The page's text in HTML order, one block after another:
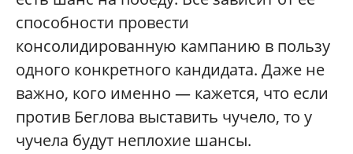
способности провести
консолидированную кампанию в пользу
одного конкретного кандидата. Даже не
важно, кого именно — кажется, что если
против Беглова выставить чучело, то у
чучела будут неплохие шансы.